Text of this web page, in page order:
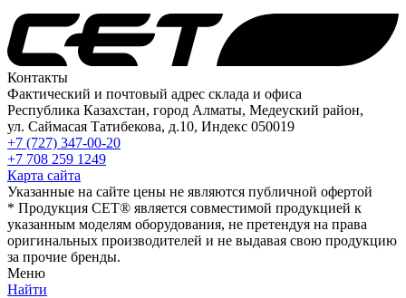
Контакты
Фактический и почтовый адрес склада и офиса
Республика Казахстан, город Алматы, Медеуский район,
ул. Саймасая Татибекова, д.10, Индекс 050019
+7 (727) 347-00-20
+7 708 259 1249
Карта сайта
Указанные на сайте цены не являются публичной офертой
* Продукция СЕТ® является совместимой продукцией к
указанным моделям оборудования, не претендуя на права
оригинальных производителей и не выдавая свою продукцию
за прочие бренды.
Меню
Найти